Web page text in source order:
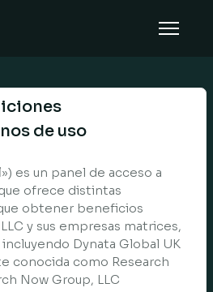
de uso
») es un panel de acceso a
ofrece distintas
obtener beneficios
y sus empresas matrices,
incluyendo Dynata Global UK
conocida como Research
Now Group, LLC